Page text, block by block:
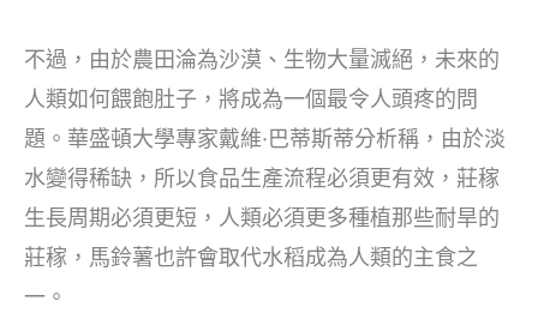
不過，由於農田淪為沙漠、生物大量滅絕，未來的
人類如何餵飽肚子，將成為一個最令人頭疼的問
題。華盛頓大學專家戴維·巴蒂斯蒂分析稱，由於淡
水變得稀缺，所以食品生產流程必須更有效，莊稼
生長周期必須更短，人類必須更多種植那些耐旱的
莊稼，馬鈴薯也許會取代水稻成為人類的主食之
一。